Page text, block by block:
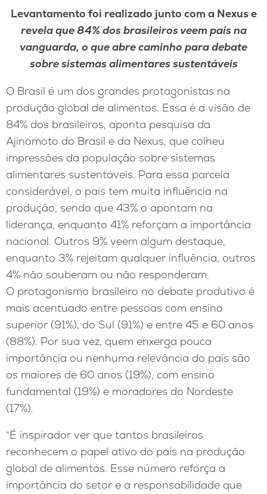
Levantamento foi realizado junto com a Nexus e
revela que 84% dos brasileiros veem país na
vanguarda, o que abre caminho para debate
sobre sistemas alimentares sustentáveis
O Brasil é um dos grandes protagonistas na
produção global de alimentos. Essa é a visão de
84% dos brasileiros, aponta pesquisa da
Ajinomoto do Brasil e da Nexus, que colheu
impressões da população sobre sistemas
alimentares sustentáveis. Para essa parcela
considerável, o país tem muita influência na
produção, sendo que 43% o apontam na
liderança, enquanto 41% reforçam a importância
nacional. Outros 9% veem algum destaque,
enquanto 3% rejeitam qualquer influência, outros
4% não souberam ou não responderam.
O protagonismo brasileiro no debate produtivo é
mais acentuado entre pessoas com ensino
superior (91%), do Sul (91%) e entre 45 e 60 anos
(88%). Por sua vez, quem enxerga pouca
importância ou nenhuma relevância do país são
os maiores de 60 anos (19%), com ensino
fundamental (19%) e moradores do Nordeste
(17%).
“É inspirador ver que tantos brasileiros
reconhecem o papel ativo do país na produção
global de alimentos. Esse número reforça a
importância do setor e a responsabilidade que